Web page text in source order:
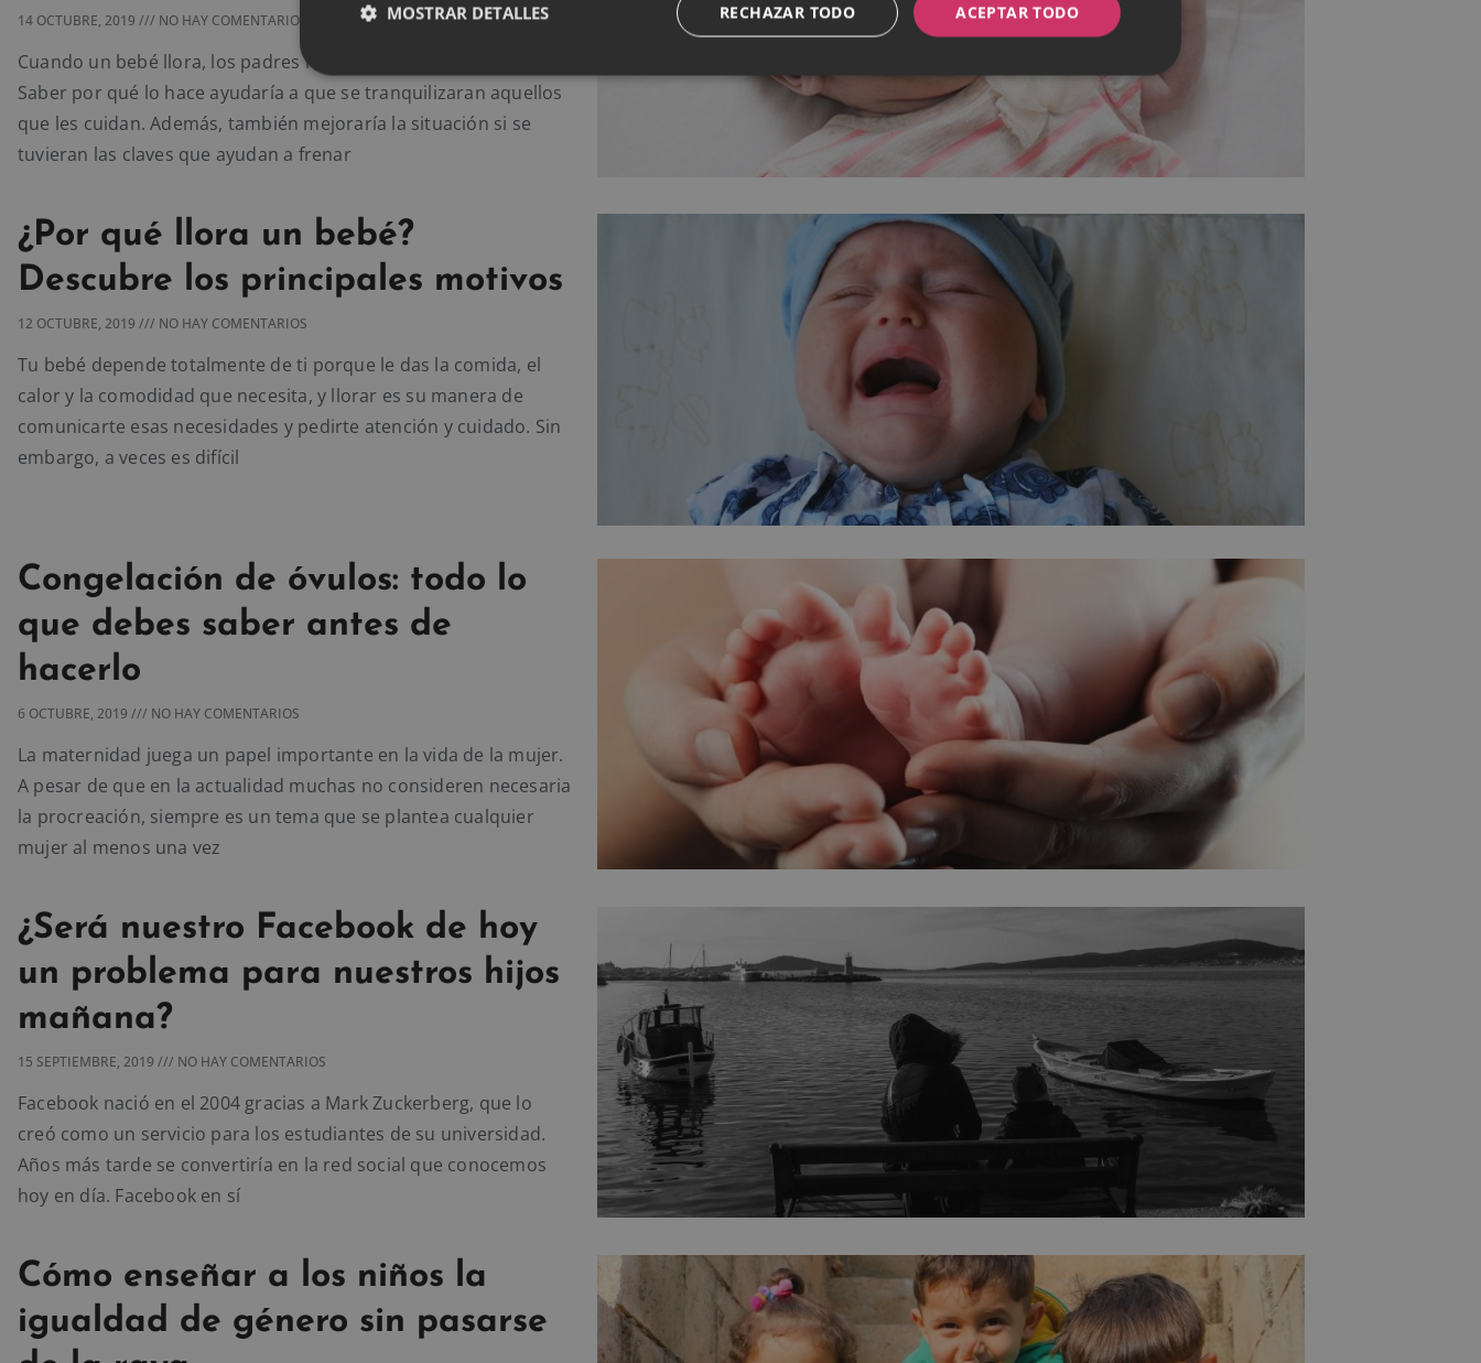
14 OCTUBRE, 2019 NO HAY COMENTARIOS
Cuando un bebé llora, los padres no pueden evitar preocuparse.
Saber por qué lo hace ayudaría a que se tranquilizaran aquellos
que les cuidan. Además, también mejoraría la situación si se
tuvieran las claves que ayudan a frenar
¿Por qué llora un bebé?
Descubre los principales motivos
12 OCTUBRE, 2019 NO HAY COMENTARIOS
Tu bebé depende totalmente de ti porque le das la comida, el
calor y la comodidad que necesita, y llorar es su manera de
comunicarte esas necesidades y pedirte atención y cuidado. Sin
embargo, a veces es difícil
Congelación de óvulos: todo lo
que debes saber antes de
hacerlo
6 OCTUBRE, 2019 NO HAY COMENTARIOS
La maternidad juega un papel importante en la vida de la mujer.
A pesar de que en la actualidad muchas no consideren necesaria
la procreación, siempre es un tema que se plantea cualquier
mujer al menos una vez
¿Será nuestro Facebook de hoy
un problema para nuestros hijos
mañana?
15 SEPTIEMBRE, 2019 NO HAY COMENTARIOS
Facebook nació en el 2004 gracias a Mark Zuckerberg, que lo
creó como un servicio para los estudiantes de su universidad.
Años más tarde se convertiría en la red social que conocemos
hoy en día. Facebook en sí
Cómo enseñar a los niños la
igualdad de género sin pasarse
ACEPTAR TODO
RECHAZAR TODO
MOSTRAR DETALLES